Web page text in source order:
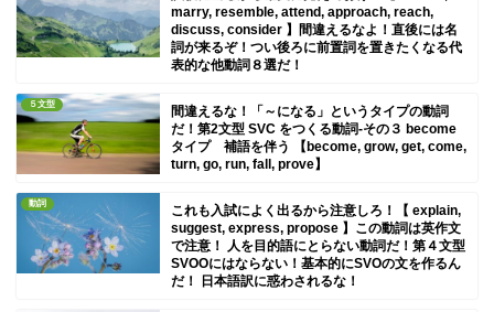
marry, resemble, attend, approach, reach,
discuss, consider 】間違えるなよ！直後には名
詞が来るぞ！つい後ろに前置詞を置きたくなる代
表的な他動詞８選だ！
５文型
間違えるな！「～になる」というタイプの動詞
だ！第2文型 SVC をつくる動詞-その３ become
タイプ 補語を伴う 【become, grow, get, come,
turn, go, run, fall, prove】
動詞
これも入試によく出るから注意しろ！【 explain,
suggest, express, propose 】この動詞は英作文
で注意！ 人を目的語にとらない動詞だ！第４文型
SVOOにはならない！基本的にSVOの文を作るん
だ！ 日本語訳に惑わされるな！